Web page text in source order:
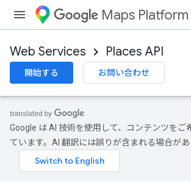
Maps Platform
Web Services Places API
開始する お問い合わせ
Google は AI 技術を使用して、コンテンツをご
ています。AI 翻訳には誤りが含まれる場合があ